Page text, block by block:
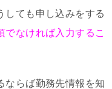
しても申し込みをする
でなければ入力するこ
ならば勤務先情報を知